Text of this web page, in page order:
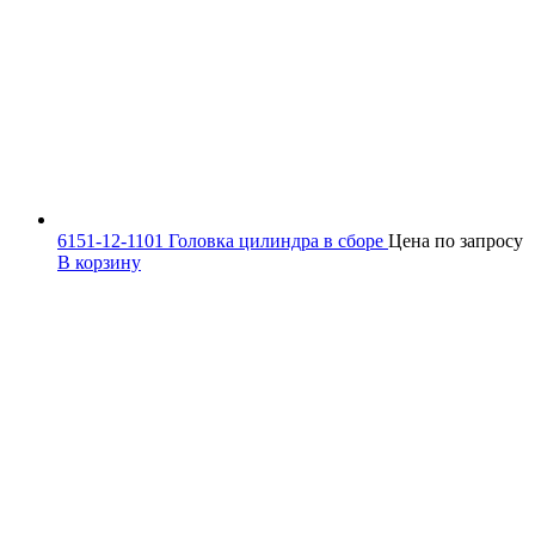
6151-12-1101 Головка цилиндра в сборе Цена по запросу
В корзину